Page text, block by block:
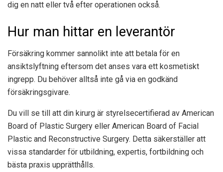
dig en natt eller två efter operationen också.
Hur man hittar en leverantör
Försäkring kommer sannolikt inte att betala för en
ansiktslyftning eftersom det anses vara ett kosmetiskt
ingrepp. Du behöver alltså inte gå via en godkänd
försäkringsgivare.
Du vill se till att din kirurg är styrelsecertifierad av American
Board of Plastic Surgery eller American Board of Facial
Plastic and Reconstructive Surgery. Detta säkerställer att
vissa standarder för utbildning, expertis, fortbildning och
bästa praxis upprätthålls.